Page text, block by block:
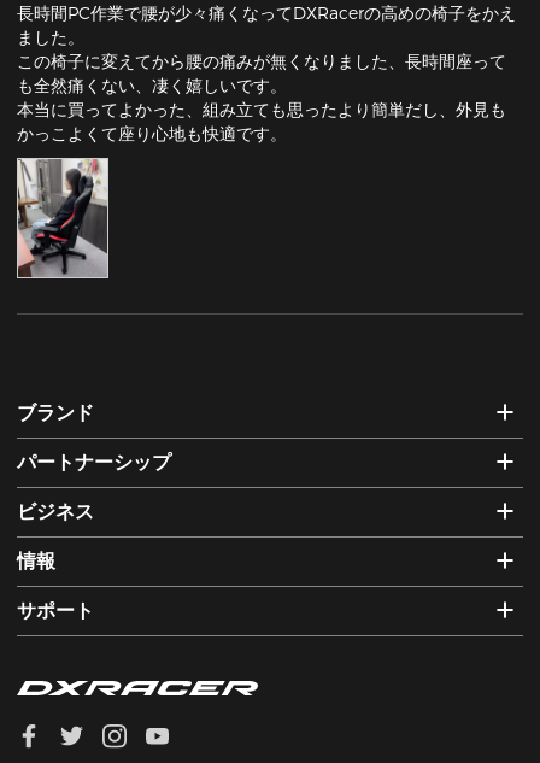
長時間PC作業で腰が少々痛くなってDXRacerの高めの椅子をかえ
ました。
この椅子に変えてから腰の痛みが無くなりました、長時間座って
も全然痛くない、凄く嬉しいです。
本当に買ってよかった、組み立ても思ったより簡単だし、外見も
かっこよくて座り心地も快適です。
ブランド
パートナーシップ
ビジネス
情報
サポート